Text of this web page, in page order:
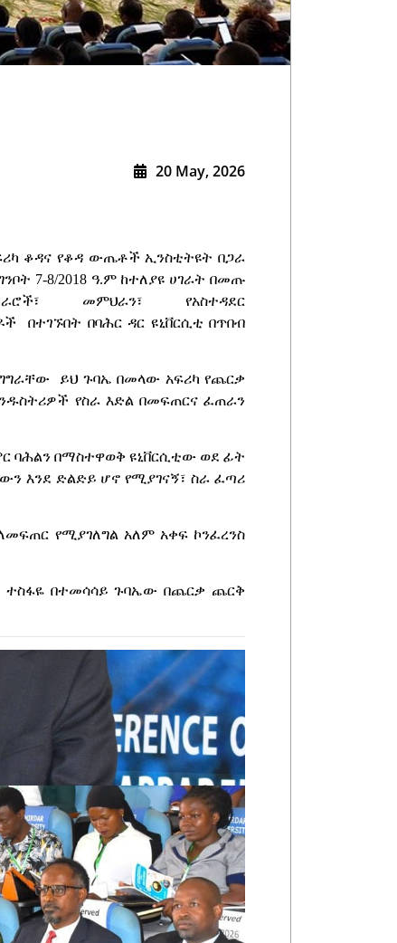
20 May, 2026
ቆዳና የቆዳ ውጤቶች ኢንስቲትዩት በጋራ
7-8/2018 ዓ.ም ከተለያዩ ሀገራት በመጡ
መምህራን፣ የአስተዳደር
በተገኙበት በባሕር ዳር ዩኒቨርሲቲ በጥበብ
ይህ ጉባኤ በመላው አፍሪካ የጨርቃ
የስራ እድል በመፍጠርና ፈጠራን
ባሕልን በማስተዋወቅ ዩኒቨርሲቲው ወደ ፊት
እንደ ድልድይ ሆኖ የሚያገናኝ፣ ስራ ፈጣሪ
የሚያገለግል አለም አቀፍ ኮንፈረንስ
ተስፋዬ በተመሳሳይ ጉባኤው በጨርቃ ጨርቅ